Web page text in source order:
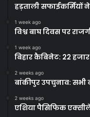
हड़ताली सफाईकर्मियों
1 week ago
विश्व बाघ दिवस पर
1 week ago
बिहार कैबिनेट: 22
2 weeks ago
बांकीपुर उपचुनाव: सभी
2 weeks ago
एशिया पैसिफिक